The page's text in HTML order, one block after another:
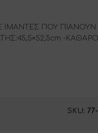
ΙΜΑΝΤΕΣ ΠΟΥ
:45,5×52,5cm -
SKU: